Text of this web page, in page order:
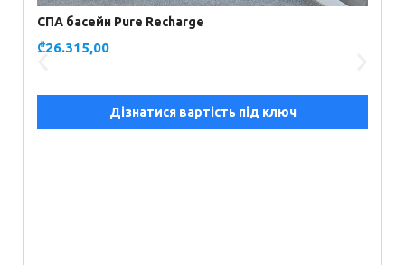
СПА басейн Pure Recharge
₾26.315,00
Дізнатися вартість під ключ